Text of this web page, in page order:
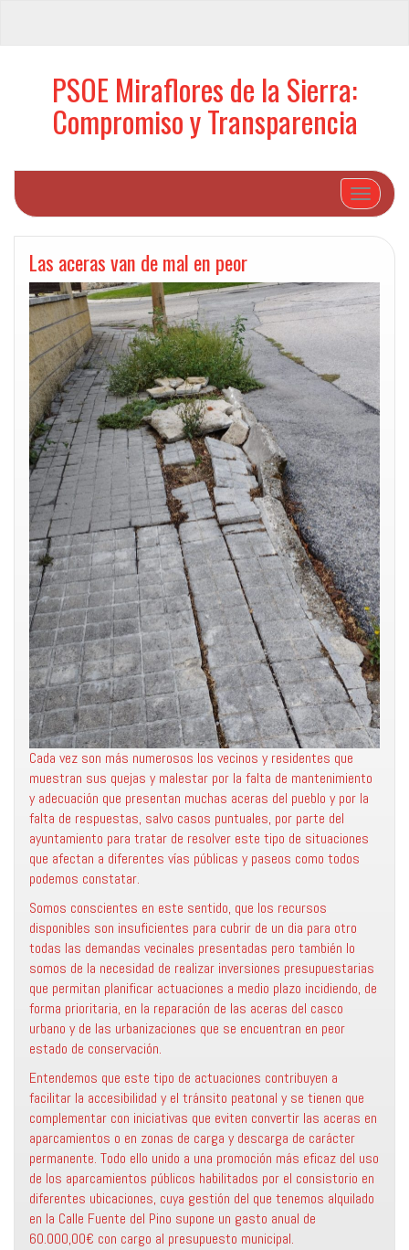
PSOE Miraflores de la Sierra:
Compromiso y Transparencia
Cambiar
Las aceras van de mal en peor
Cada vez son más numerosos los vecinos y residentes que
muestran sus quejas y malestar por la falta de mantenimiento
y adecuación que presentan muchas aceras del pueblo y por la
falta de respuestas, salvo casos puntuales, por parte del
ayuntamiento para tratar de resolver este tipo de situaciones
que afectan a diferentes vías públicas y paseos como todos
podemos constatar.
Somos conscientes en este sentido, que los recursos
disponibles son insuficientes para cubrir de un dia para otro
todas las demandas vecinales presentadas pero también lo
somos de la necesidad de realizar inversiones presupuestarias
que permitan planificar actuaciones a medio plazo incidiendo, de
forma prioritaria, en la reparación de las aceras del casco
urbano y de las urbanizaciones que se encuentran en peor
estado de conservación.
Entendemos que este tipo de actuaciones contribuyen a
facilitar la accesibilidad y el tránsito peatonal y se tienen que
complementar con iniciativas que eviten convertir las aceras en
aparcamientos o en zonas de carga y descarga de carácter
permanente. Todo ello unido a una promoción más eficaz del uso
de los aparcamientos públicos habilitados por el consistorio en
diferentes ubicaciones, cuya gestión del que tenemos alquilado
en la Calle Fuente del Pino supone un gasto anual de
60.000,00€ con cargo al presupuesto municipal.